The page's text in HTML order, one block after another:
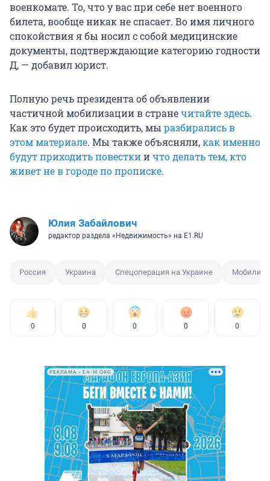
военкомате. То, что у вас при себе нет военного
билета, вообще никак не спасает. Во имя личного
спокойствия я бы носил с собой медицинские
документы, подтверждающие категорию годности
Д, — добавил юрист.
Полную речь президента об объявлении
частичной мобилизации в странечитайте здесь.
Как это будет происходить, мы разбирались в
этом материале. Мы также объясняли,как именно
будут приходить повесткиичто делать тем, кто
живет не в городе по прописке.
Юлия Забайлович
редактор раздела «Недвижимость» на E1.RU
Россия Украина Спецоперация на Украине
0 0 0 0 0
РЕКЛАМА • EA-M.ORG